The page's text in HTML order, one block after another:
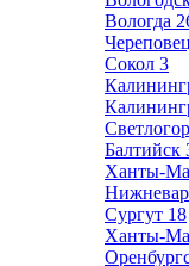
Вологда
Череповец
Сокол 3
Балтийск
Ханты-
Сургут 18
Ханты-